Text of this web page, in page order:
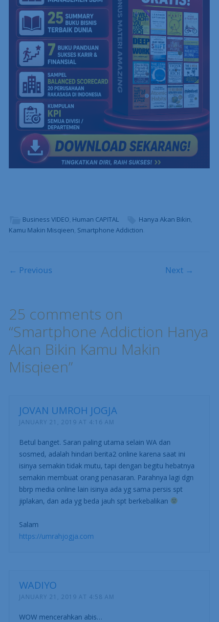
Business VIDEO, Human CAPITAL Hanya Akan Bikin,
Kamu Makin Misqieen, Smartphone Addiction.
Post navigation
← Previous Next →
25 comments on
“Smartphone Addiction Hanya
Akan Bikin Kamu Makin
Misqieen”
JOVAN UMROH JOGJA
JANUARY 21, 2019 AT 4:16 AM
Betul banget. Saran paling utama selain WA dan
sosmed, adalah hindari berita2 online karena saat ini
isinya semakin tidak mutu, tapi dengan begitu hebatnya
semakin membuat orang penasaran. Parahnya lagi dgn
bbrp media online lain isinya ada yg sama persis spt
jiplakan, dan ada yg beda jauh spt berkebalikan
Salam
https://umrahjogja.com
WADIYO
JANUARY 21, 2019 AT 4:58 AM
WOW mencerahkan abis…